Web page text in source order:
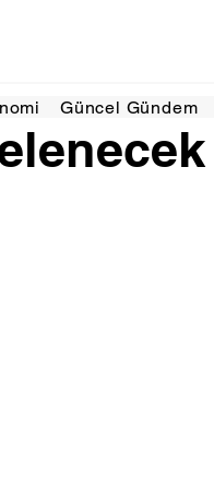
Güncel Gündem